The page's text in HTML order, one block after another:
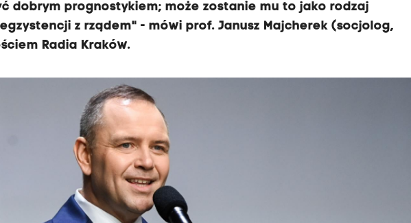
dobrym prognostykiem; może zostanie mu to jako rodzaj
z rządem" - mówi prof. Janusz Majcherek (socjolog,
Radia Kraków.